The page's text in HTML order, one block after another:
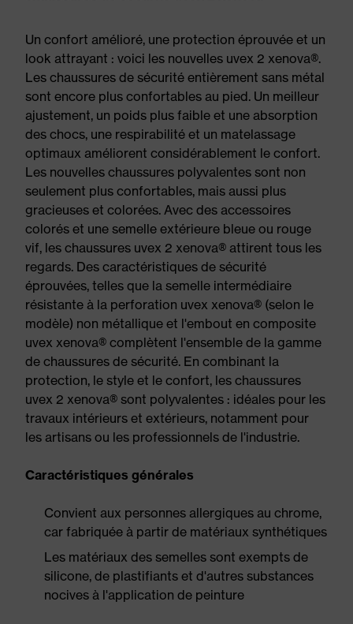
Un confort amélioré, une protection éprouvée et un
look attrayant : voici les nouvelles uvex 2 xenova®.
Les chaussures de sécurité entièrement sans métal
sont encore plus confortables au pied. Un meilleur
ajustement, un poids plus faible et une absorption
des chocs, une respirabilité et un matelassage
optimaux améliorent considérablement le confort.
Les nouvelles chaussures polyvalentes sont non
seulement plus confortables, mais aussi plus
gracieuses et colorées. Avec des accessoires
colorés et une semelle extérieure bleue ou rouge
vif, les chaussures uvex 2 xenova® attirent tous les
regards. Des caractéristiques de sécurité
éprouvées, telles que la semelle intermédiaire
résistante à la perforation uvex xenova® (selon le
modèle) non métallique et l'embout en composite
uvex xenova® complètent l'ensemble de la gamme
de chaussures de sécurité. En combinant la
protection, le style et le confort, les chaussures
uvex 2 xenova® sont polyvalentes : idéales pour les
travaux intérieurs et extérieurs, notamment pour
les artisans ou les professionnels de l'industrie.
Caractéristiques générales
Convient aux personnes allergiques au chrome,
car fabriquée à partir de matériaux synthétiques
Les matériaux des semelles sont exempts de
silicone, de plastifiants et d'autres substances
nocives à l'application de peinture